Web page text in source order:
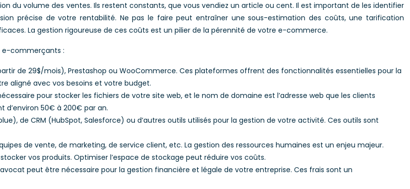
du volume des ventes. Ils restent constants, que vous vendiez un article ou cent. Il est important de les identifier
précise de votre rentabilité. Ne pas le faire peut entraîner une sous-estimation des coûts, une tarification
La gestion rigoureuse de ces coûts est un pilier de la pérennité de votre e-commerce.
e-commerçants :
de 29$/mois), Prestashop ou WooCommerce. Ces plateformes offrent des fonctionnalités essentielles pour la
aligné avec vos besoins et votre budget.
pour stocker les fichiers de votre site web, et le nom de domaine est l’adresse web que les clients
d’environ 50€ à 200€ par an.
de CRM (HubSpot, Salesforce) ou d’autres outils utilisés pour la gestion de votre activité. Ces outils sont
de vente, de marketing, de service client, etc. La gestion des ressources humaines est un enjeu majeur.
vos produits. Optimiser l’espace de stockage peut réduire vos coûts.
peut être nécessaire pour la gestion financière et légale de votre entreprise. Ces frais sont un